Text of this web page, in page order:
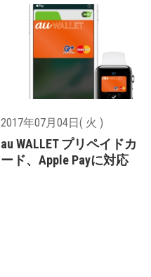
2017年07月04日( 火 )
au WALLET プリペイドカ
ード、Apple Payに対応